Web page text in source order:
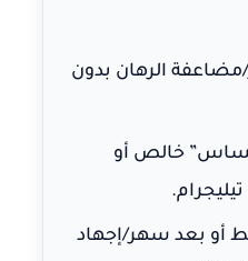
مضاعفة الرهان بدون
خالص أو
أو بعد سهر/إجهاد